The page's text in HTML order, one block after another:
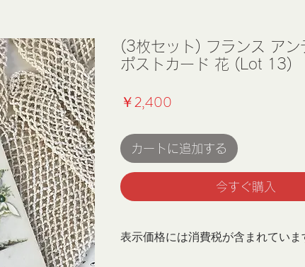
(3枚セット) フランス アン
ポストカード 花 (Lot 13)
￥2,400
カートに追加する
今すぐ購入
表示価格には消費税が含まれていま